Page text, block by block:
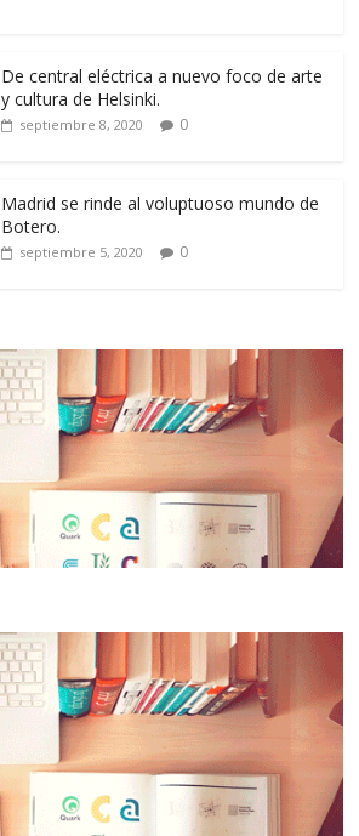
De central eléctrica a nuevo foco de arte
y cultura de Helsinki.
septiembre 8, 2020 0
Madrid se rinde al voluptuoso mundo de
Botero.
septiembre 5, 2020 0